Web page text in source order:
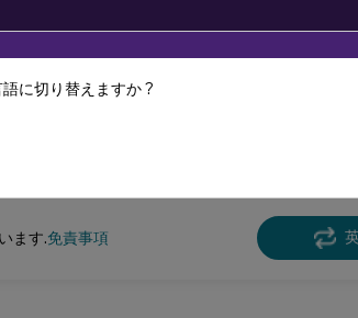
ています。
7 2402 LTSR
ます.免責事項
に切り替えますか ?